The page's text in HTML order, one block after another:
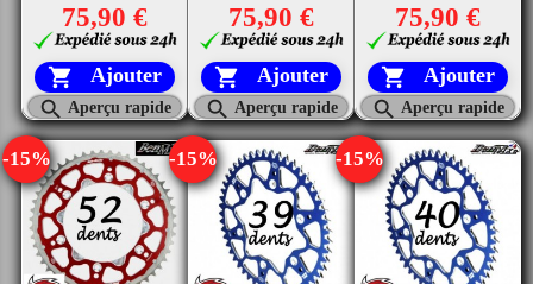
75,90 €
 Ajouter
 Aperçu rapide
75,90 €
 Ajouter
 Aperçu rapide
75,90 €
 Ajouter
 Aperçu rapide
-15% -15% -15%